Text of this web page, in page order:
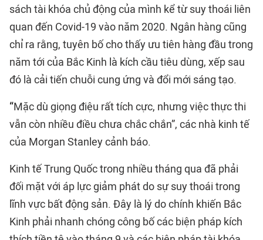
sách tài khóa chủ động của mình kể từ suy thoái liên
quan đến Covid-19 vào năm 2020. Ngân hàng cũng
chỉ ra rằng, tuyên bố cho thấy ưu tiên hàng đầu trong
năm tới của Bắc Kinh là kích cầu tiêu dùng, xếp sau
đó là cải tiến chuỗi cung ứng và đổi mới sáng tạo.
“Mặc dù giọng điệu rất tích cực, nhưng việc thực thi
vẫn còn nhiều điều chưa chắc chắn”, các nhà kinh tế
của Morgan Stanley cảnh báo.
Kinh tế Trung Quốc trong nhiều tháng qua đã phải
đối mặt với áp lực giảm phát do sự suy thoái trong
lĩnh vực bất động sản. Đây là lý do chính khiến Bắc
Kinh phải nhanh chóng công bố các biện pháp kích